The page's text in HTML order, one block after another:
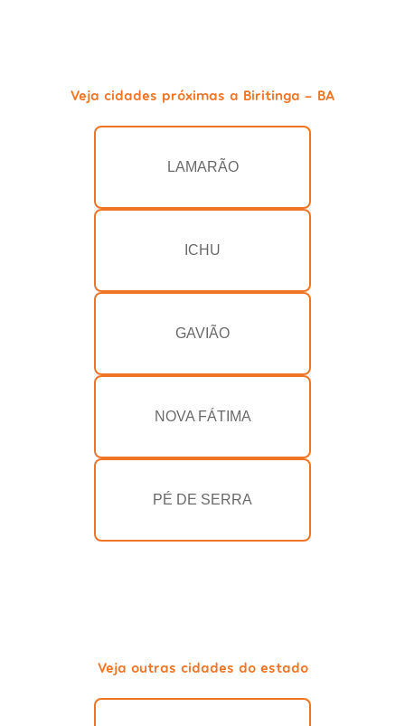
Veja cidades próximas a Biritinga - BA
LAMARÃO
ICHU
GAVIÃO
NOVA FÁTIMA
PÉ DE SERRA
Veja outras cidades do estado